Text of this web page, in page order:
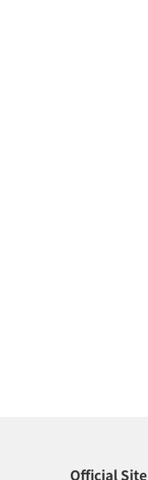
Official Site